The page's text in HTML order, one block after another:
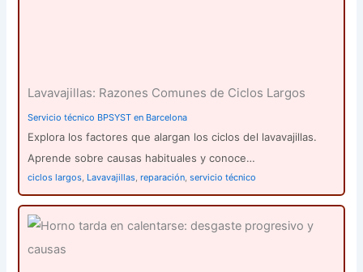
Lavavajillas: Razones Comunes de Ciclos Largos
Servicio técnico BPSYST en Barcelona
Explora los factores que alargan los ciclos del lavavajillas.
Aprende sobre causas habituales y conoce…
ciclos largos, Lavavajillas,reparación,servicio técnico